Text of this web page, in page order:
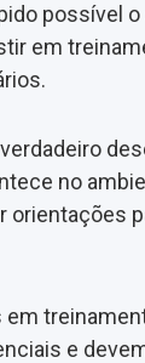
possível
em
no
orientações
em
e